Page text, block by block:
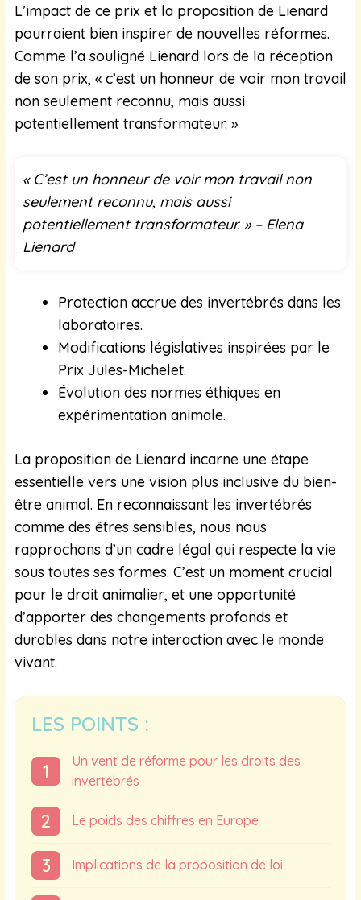
L’impact de ce prix et la proposition de Lienard
pourraient bien inspirer de nouvelles réformes.
Comme l’a souligné Lienard lors de la réception
de son prix, « c’est un honneur de voir mon travail
non seulement reconnu, mais aussi
potentiellement transformateur. »
« C’est un honneur de voir mon travail non
seulement reconnu, mais aussi
potentiellement transformateur. » – Elena
Lienard
Protection accrue des invertébrés dans les
laboratoires.
Modifications législatives inspirées par le
Prix Jules-Michelet.
Évolution des normes éthiques en
expérimentation animale.
La proposition de Lienard incarne une étape
essentielle vers une vision plus inclusive du bien-
être animal. En reconnaissant les invertébrés
comme des êtres sensibles, nous nous
rapprochons d’un cadre légal qui respecte la vie
sous toutes ses formes. C’est un moment crucial
pour le droit animalier, et une opportunité
d’apporter des changements profonds et
durables dans notre interaction avec le monde
vivant.
LES POINTS :
Un vent de réforme pour les droits des
invertébrés
Le poids des chiffres en Europe
Implications de la proposition de loi